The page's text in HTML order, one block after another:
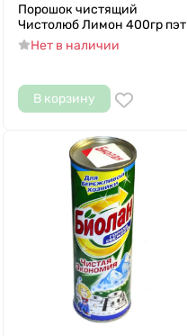
Порошок чистящий
Чистолюб Лимон 400гр пэт
Нет в наличии
В корзину